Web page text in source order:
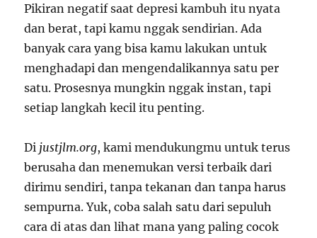
Pikiran negatif saat depresi kambuh itu nyata
dan berat, tapi kamu nggak sendirian. Ada
banyak cara yang bisa kamu lakukan untuk
menghadapi dan mengendalikannya satu per
satu. Prosesnya mungkin nggak instan, tapi
setiap langkah kecil itu penting.
Di justjlm.org, kami mendukungmu untuk terus
berusaha dan menemukan versi terbaik dari
dirimu sendiri, tanpa tekanan dan tanpa harus
sempurna. Yuk, coba salah satu dari sepuluh
cara di atas dan lihat mana yang paling cocok